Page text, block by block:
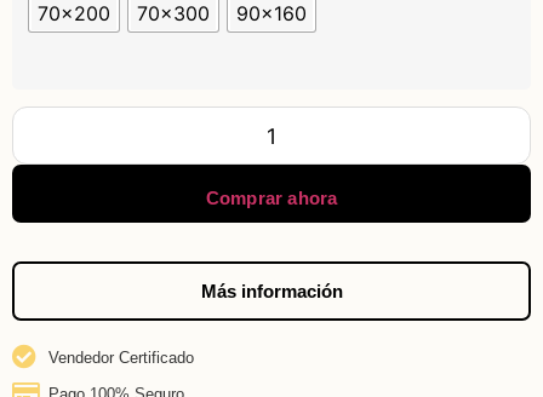
70x200
70x300 90x160
Comprar ahora
Más información
Vendedor Certificado